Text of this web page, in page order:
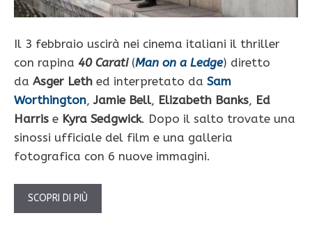
Il 3 febbraio uscirà nei cinema italiani il thriller
con rapina 40 Carati(Man on a Ledge) diretto
da Asger Leth ed interpretato da Sam
Worthington,Jamie Bell, Elizabeth Banks, Ed
Harris e Kyra Sedgwick. Dopo il salto trovate una
sinossi ufficiale del film e una galleria
fotografica con 6 nuove immagini.
SCOPRI DI PIÙ